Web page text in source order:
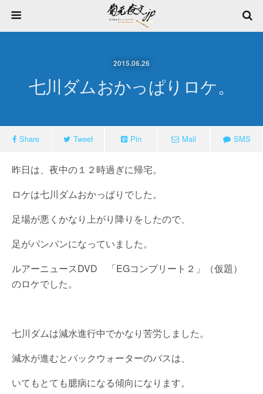
2015.06.26
七川ダムおかっぱりロケ。
Share Tweet Pin Mail SMS
昨日は、夜中の１２時過ぎに帰宅。
ロケは七川ダムおかっぱりでした。
足場が悪くかなり上がり降りをしたので、
足がパンパンになっていました。
ルアーニュースDVD 「EGコンプリート２」（仮題）
のロケでした。
七川ダムは減水進行中でかなり苦労しました。
減水が進むとバックウォーターのバスは、
いてもとても臆病になる傾向になります。